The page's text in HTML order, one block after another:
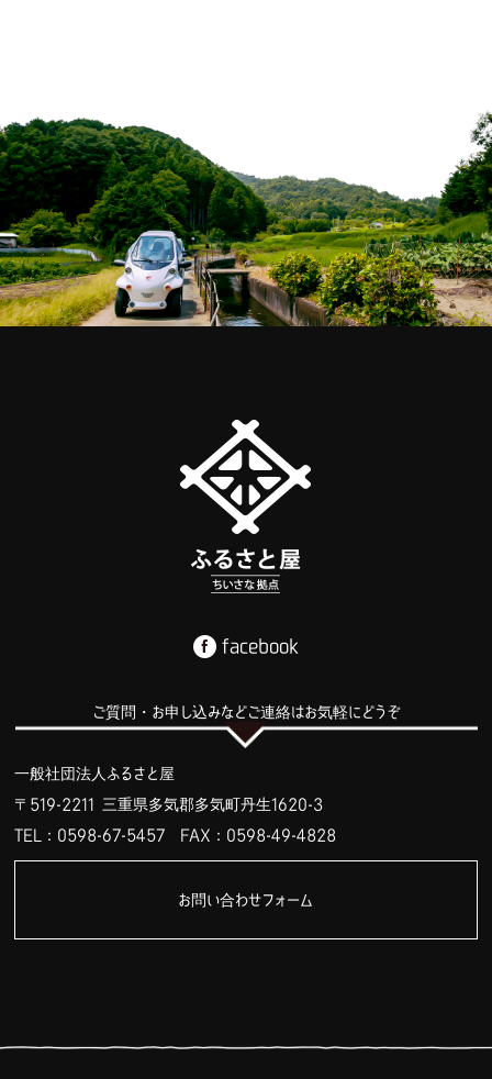
facebook
ご質問・お申し込みなどご連絡はお気軽にどうぞ
一般社団法人ふるさと屋
〒519-2211 三重県多気郡多気町丹生1620-3
TEL：0598-67-5457 FAX：0598-49-4828
お問い合わせフォーム